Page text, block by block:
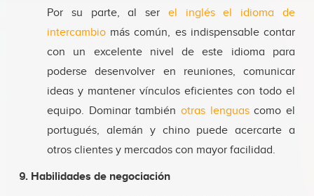
Por su parte, al ser el inglés el idioma de
intercambio más común, es indispensable contar
con un excelente nivel de este idioma para
poderse desenvolver en reuniones, comunicar
ideas y mantener vínculos eficientes con todo el
equipo. Dominar también otras lenguascomo el
portugués, alemán y chino puede acercarte a
otros clientes y mercados con mayor facilidad.
9. Habilidades de negociación